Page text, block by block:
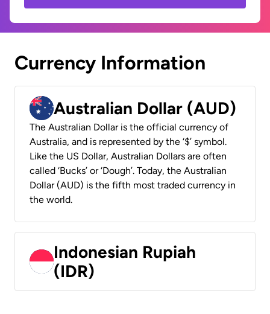
Currency Information
Australian Dollar (AUD)
The Australian Dollar is the official currency of
Australia, and is represented by the ‘$’ symbol.
Like the US Dollar, Australian Dollars are often
called ‘Bucks’ or ‘Dough’. Today, the Australian
Dollar (AUD) is the fifth most traded currency in
the world.
Indonesian Rupiah
(IDR)